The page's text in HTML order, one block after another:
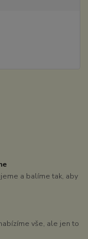
a balíme tak, aby
vše, ale jen to